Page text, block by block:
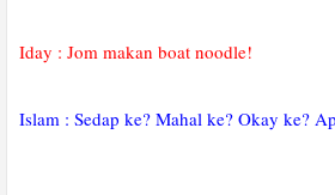
Iday : Jom makan boat noodle!
Islam : Sedap ke? Mahal ke? Okay ke?